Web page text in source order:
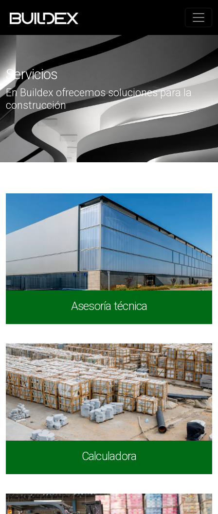
Servicios
En Buildex ofrecemos soluciones para la
construcción
Asesoría técnica
Calculadora